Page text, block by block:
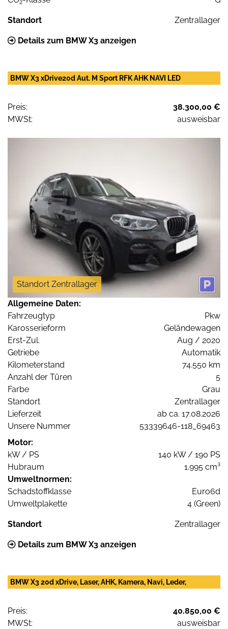
2
Standort Zentrallager
Details zum BMW X3 anzeigen
BMW X3 xDrive20d Aut. M Sport RFK AHK NAVI LED
Preis:
38.300,00 €
MWSt:
ausweisbar
Standort Zentrallager
Allgemeine Daten:
Fahrzeugtyp
Pkw
Karosserieform
Geländewagen
Erst-Zul.
Aug / 2020
Getriebe
Automatik
Kilometerstand
74.550 km
Anzahl der Türen
5
Farbe
Grau
Standort
Zentrallager
Lieferzeit
ab ca. 17.08.2026
Unsere Nummer
53339646-118_69463
Motor:
kW / PS
140 kW / 190 PS
Hubraum
1.995 cm³
Umweltnormen:
Schadstoffklasse
Euro6d
Umweltplakette
4 (Green)
Standort Zentrallager
Details zum BMW X3 anzeigen
BMW X3 20d xDrive, Laser, AHK, Kamera, Navi, Leder,
Preis:
40.850,00 €
MWSt:
ausweisbar